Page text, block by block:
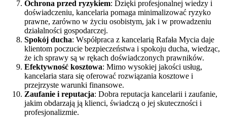
Ochrona przed ryzykiem: Dzięki profesjonalnej wiedzy i
doświadczeniu, kancelaria pomaga minimalizować ryzyko
prawne, zarówno w życiu osobistym, jak i w prowadzeniu
działalności gospodarczej.
Spokój ducha: Współpraca z kancelarią Rafała Mycia daje
klientom poczucie bezpieczeństwa i spokoju ducha, wiedząc,
że ich sprawy są w rękach doświadczonych prawników.
Efektywność kosztowa: Mimo wysokiej jakości usług,
kancelaria stara się oferować rozwiązania kosztowe i
przejrzyste warunki finansowe.
Zaufanie i reputacja: Dobra reputacja kancelarii i zaufanie,
jakim obdarzają ją klienci, świadczą o jej skuteczności i
profesjonalizmie.